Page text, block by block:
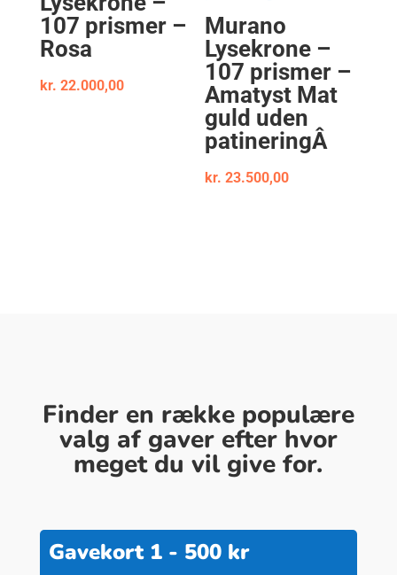
107 prismer –
Rosa
kr. 22.000,00
Murano
Lysekrone –
107 prismer –
Amatyst Mat
guld uden
patineringÂ
kr. 23.500,00
Finder en række populære
valg af gaver efter hvor
meget du vil give for.
Gavekort 1 - 500 kr